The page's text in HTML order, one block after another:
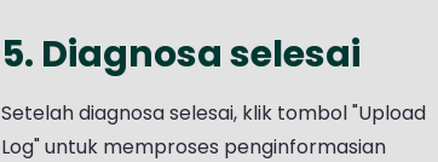
5. Diagnosa selesai
Setelah diagnosa selesai, klik tombol "Upload
Log" untuk memproses penginformasian